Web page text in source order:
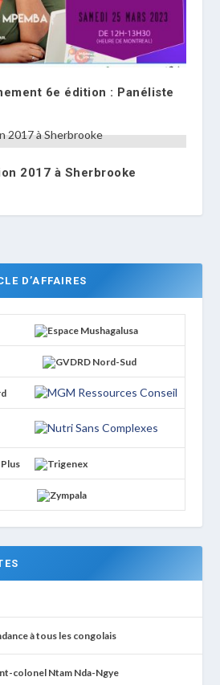
6e édition : Panéliste
2017 à Sherbrooke
D’AFFAIRES
à tous les congolais
colonel Ntam Nda-Ngye